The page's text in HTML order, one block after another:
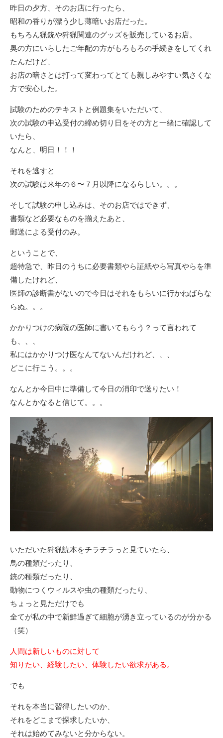
昨日の夕方、そのお店に行ったら、
昭和の香りが漂う少し薄暗いお店だった。
もちろん猟銃や狩猟関連のグッズを販売しているお店。
奥の方にいらしたご年配の方がもろもろの手続きをしてくれ
たんだけど、
お店の暗さとは打って変わってとても親しみやすい気さくな
方で安心した。
試験のためのテキストと例題集をいただいて、
次の試験の申込受付の締め切り日をその方と一緒に確認して
いたら、
なんと、明日！！！
それを逃すと
次の試験は来年の６〜７月以降になるらしい。。。
そして試験の申し込みは、そのお店ではできず、
書類など必要なものを揃えたあと、
郵送による受付のみ。
ということで、
超特急で、昨日のうちに必要書類やら証紙やら写真やらを準
備したけれど、
医師の診断書がないので今日はそれをもらいに行かねばらな
らぬ。。。
かかりつけの病院の医師に書いてもらう？って言われて
も、、、
私にはかかりつけ医なんてないんだけれど、、、
どこに行こう。。。
なんとか今日中に準備して今日の消印で送りたい！
なんとかなると信じて。。。
いただいた狩猟読本をチラチラっと見ていたら、
鳥の種類だったり、
銃の種類だったり、
動物につくウィルスや虫の種類だったり、
ちょっと見ただけでも
全てが私の中で新鮮過ぎて細胞が湧き立っているのが分かる
（笑）
人間は新しいものに対して
知りたい、経験したい、体験したい欲求がある。
でも
それを本当に習得したいのか、
それをどこまで探求したいか、
それは始めてみないと分からない。